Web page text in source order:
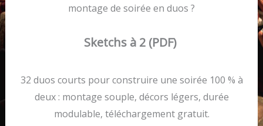
montage de soirée en duos ?
Sketchs à 2 (PDF)
32 duos courts pour construire une soirée 100 % à
deux : montage souple, décors légers, durée
modulable, téléchargement gratuit.